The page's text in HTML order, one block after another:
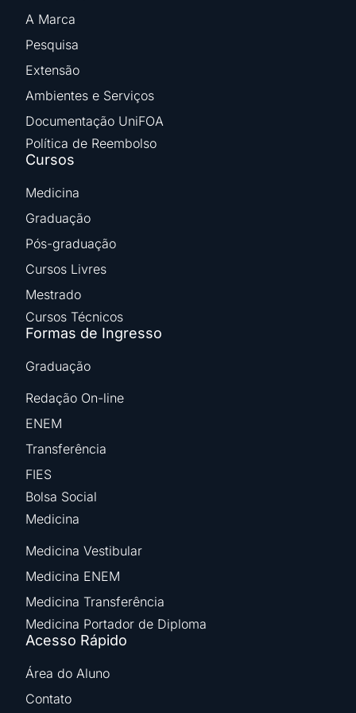
A Marca
Pesquisa
Extensão
Ambientes e Serviços
Documentação UniFOA
Política de Reembolso
Cursos
Medicina
Graduação
Pós-graduação
Cursos Livres
Mestrado
Cursos Técnicos
Formas de Ingresso
Graduação
Redação On-line
ENEM
Transferência
FIES
Bolsa Social
Medicina
Medicina Vestibular
Medicina ENEM
Medicina Transferência
Medicina Portador de Diploma
Acesso Rápido
Área do Aluno
Contato